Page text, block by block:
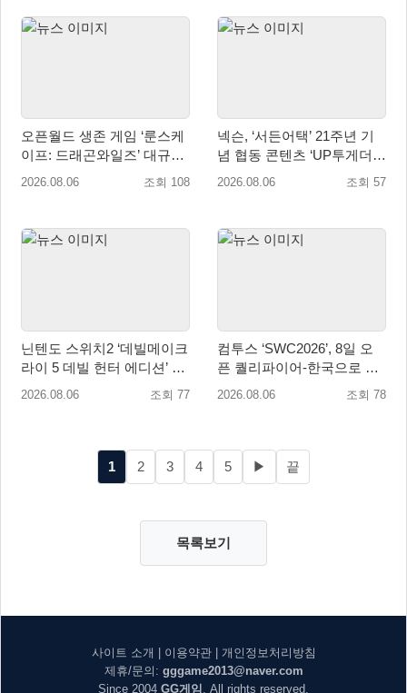
오픈월드 생존 게임 ‘룬스케
이프: 드래곤와일즈’ 대규모
유저 편의성 개선 및 사이드
2026.08.06 조회 108
넥슨, ‘서든어택’ 21주년 기
념 협동 콘텐츠 ‘UP투게더’
업데이트
2026.08.06 조회 57
닌텐도 스위치2 ‘데빌메이크
라이 5 데빌 헌터 에디션’ 패
키지 제품 8월 7일 예약판매
2026.08.06 조회 77
컴투스 ‘SWC2026’, 8일 오
픈 퀄리파이어-한국으로 시
즌 개막!
2026.08.06 조회 78
1 2 3 4 5 ▶ 끝
목록보기
사이트 소개 | 이용약관| 개인정보처리방침
제휴/문의: gggame2013@naver.com
Since 2004 GG게임 . All rights reserved.